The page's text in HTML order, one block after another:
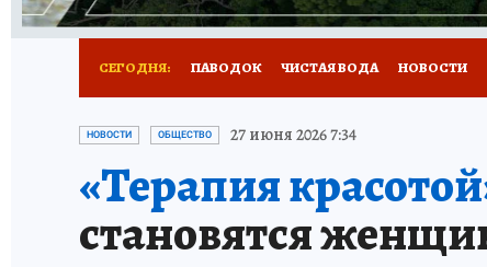
СЕГОДНЯ: ПАВОДОК ЧИСТАЯ ВОДА НОВОСТИ
ОТДЫХ В РОССИИ ЗАПОВЕДНАЯ РОССИЯ
НОВОСТИ ОБЩЕСТВО 27 июня 2026 7:34
«Терапия
становятся